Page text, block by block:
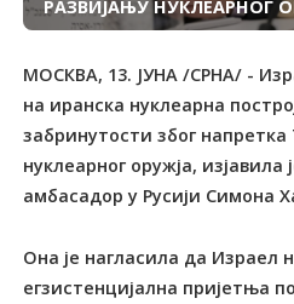
РАЗВИЈАЊУ НУКЛЕАРНОГ
МОСКВА, 13. ЈУНА /СРНА/ -
на иранска нуклеарна
забринутости због
нуклеарног оружја, изјавила
амбасадор у Русији Симона
Она је нагласила да Израел
егзистенцијална пријетња